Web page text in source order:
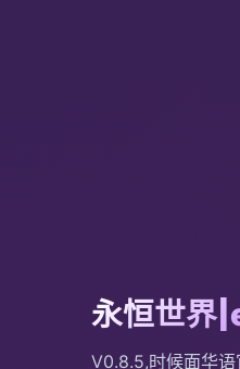
永恒世界
V0.8.5,时候面华语